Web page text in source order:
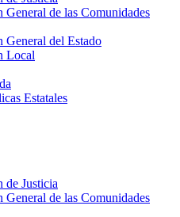
General de las Comunidades
General del Estado
Local
Estatales
de Justicia
General de las Comunidades